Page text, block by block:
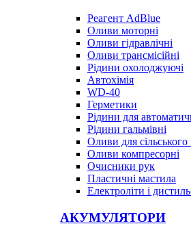
Реагент AdBlue
Оливи моторні
Оливи гідравлічні
Оливи трансмісійні
Рідини охолоджуючі
Автохімія
WD-40
Герметики
Рідини для
Рідини гальмівні
Оливи для сільського
Оливи компресорні
Очисники рук
Пластичні мастила
Електроліти і
АКУМУЛЯТОРИ